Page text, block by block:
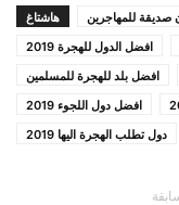
هاشتاغ صديقة للمهاجرين
افضل الدول للهجرة 2019
افضل بلد للهجرة للمسلمين
افضل دول اللجوء 2019
دول تطلب الهجرة اليها 2019